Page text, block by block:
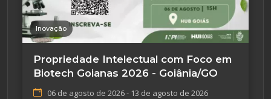
Inovação
Propriedade Intelectual com Foco em
Biotech Goianas 2026 - Goiânia/GO
06 de agosto de 2026 - 13 de agosto de 2026